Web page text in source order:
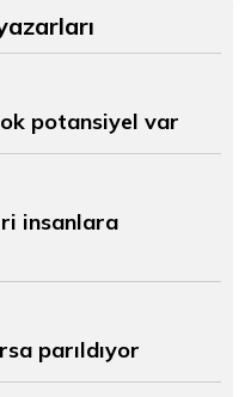
potansiyel var
insanlara
parıldıyor